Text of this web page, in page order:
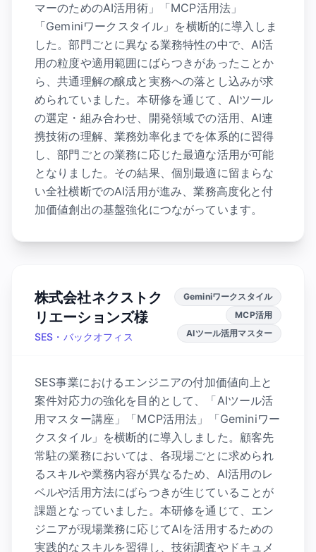
マーのためのAI活用術」「MCP活用法」
「Geminiワークスタイル」を横断的に導入しま
した。部門ごとに異なる業務特性の中で、AI活
用の粒度や適用範囲にばらつきがあったことか
ら、共通理解の醸成と実務への落とし込みが求
められていました。本研修を通じて、AIツール
の選定・組み合わせ、開発領域での活用、AI連
携技術の理解、業務効率化までを体系的に習得
し、部門ごとの業務に応じた最適な活用が可能
となりました。その結果、個別最適に留まらな
い全社横断でのAI活用が進み、業務高度化と付
加価値創出の基盤強化につながっています。
株式会社ネクストク
リエーションズ様
SES・バックオフィス
Geminiワークスタイル
MCP活用
AIツール活用マスター
SES事業におけるエンジニアの付加価値向上と
案件対応力の強化を目的として、「AIツール活
用マスター講座」「MCP活用法」「Geminiワー
クスタイル」を横断的に導入しました。顧客先
常駐の業務においては、各現場ごとに求められ
るスキルや業務内容が異なるため、AI活用のレ
ベルや活用方法にばらつきが生じていることが
課題となっていました。本研修を通じて、エン
ジニアが現場業務に応じてAIを活用するための
実践的なスキルを習得し、技術調査やドキュメ